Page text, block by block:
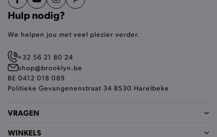
Hulp nodig?
We helpen jou met veel plezier verder.
+32 56 21 80 24
shop@brooklyn.be
BE 0412 018 089
Politieke Gevangenenstraat 34 8530 Harelbeke
VRAGEN
WINKELS
product-out-of-stock-modal